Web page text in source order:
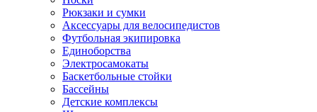
Рюкзаки и сумки
Аксессуары для велосипедистов
Футбольная экипировка
Единоборства
Электросамокаты
Баскетбольные стойки
Бассейны
Детские комплексы